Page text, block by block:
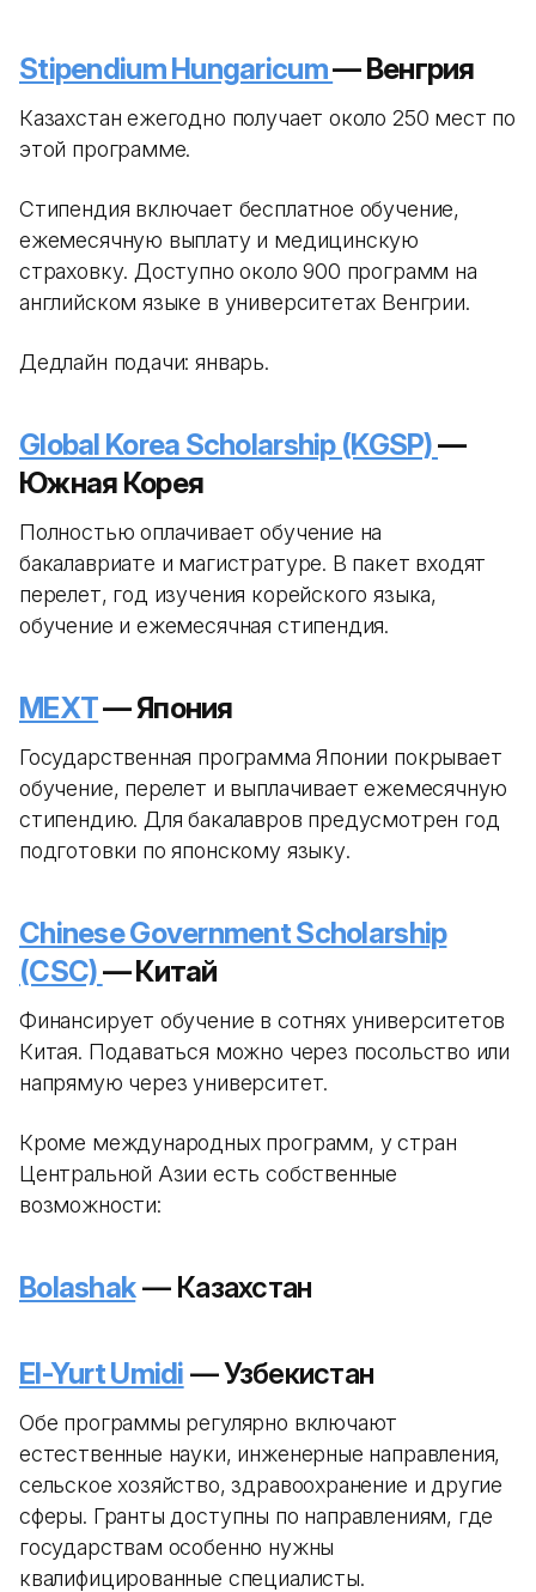
Stipendium Hungaricum— Венгрия
Казахстан ежегодно получает около 250 мест по
этой программе.
Стипендия включает бесплатное обучение,
ежемесячную выплату и медицинскую
страховку. Доступно около 900 программ на
английском языке в университетах Венгрии.
Дедлайн подачи: январь.
Global Korea Scholarship (KGSP)—
Южная Корея
Полностью оплачивает обучение на
бакалавриате и магистратуре. В пакет входят
перелет, год изучения корейского языка,
обучение и ежемесячная стипендия.
MEXT— Япония
Государственная программа Японии покрывает
обучение, перелет и выплачивает ежемесячную
стипендию. Для бакалавров предусмотрен год
подготовки по японскому языку.
Chinese Government Scholarship
(CSC)— Китай
Финансирует обучение в сотнях университетов
Китая. Подаваться можно через посольство или
напрямую через университет.
Кроме международных программ, у стран
Центральной Азии есть собственные
возможности:
Bolashak— Казахстан
El-Yurt Umidi — Узбекистан
Обе программы регулярно включают
естественные науки, инженерные направления,
сельское хозяйство, здравоохранение и другие
сферы. Гранты доступны по направлениям, где
государствам особенно нужны
квалифицированные специалисты.